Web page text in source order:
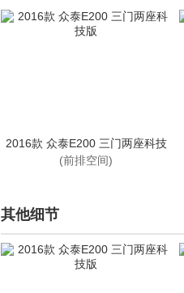
2016款 众泰E200 三门两座科技
版
(前排空间)
其他细节